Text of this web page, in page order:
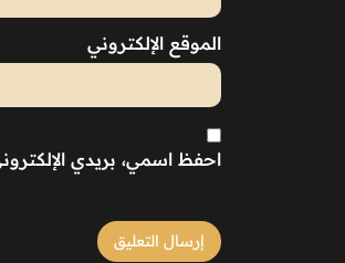
الموقع الإلكتروني
احفظ اسمي، بريدي